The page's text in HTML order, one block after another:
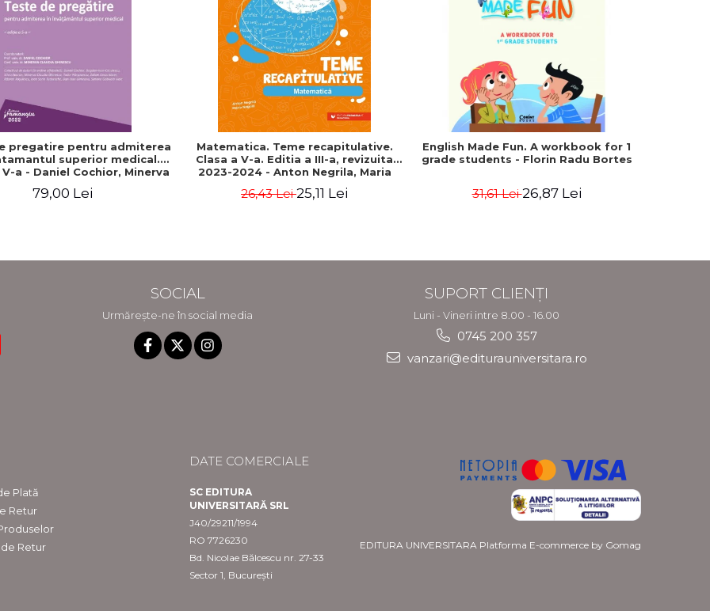
pregatire pentru admiterea
superior medical.
a - Daniel Cochior, Minerva
79,00 Lei
Matematica. Teme recapitulative.
Clasa a V-a. Editia a III-a, revizuita
2023-2024 - Anton Negrila, Maria
26,43 Lei25,11 Lei
English Made Fun. A workbook for 1
grade students - Florin Radu Bortes
31,61 Lei26,87 Lei
SOCIAL
Urmărește-ne în social media
SUPORT CLIENȚI
Luni - Vineri intre 8.00 - 16.00
0745 200 357
vanzari@editurauniversitara.ro
Plată
Retur
Retur
DATE COMERCIALE
SC EDITURA
UNIVERSITARĂ SRL
J40/29211/1994
RO 7726230
Bd. Nicolae Bălcescu nr. 27-33
Sector 1, București
EDITURA UNIVERSITARA Platforma E-commerce by Gomag